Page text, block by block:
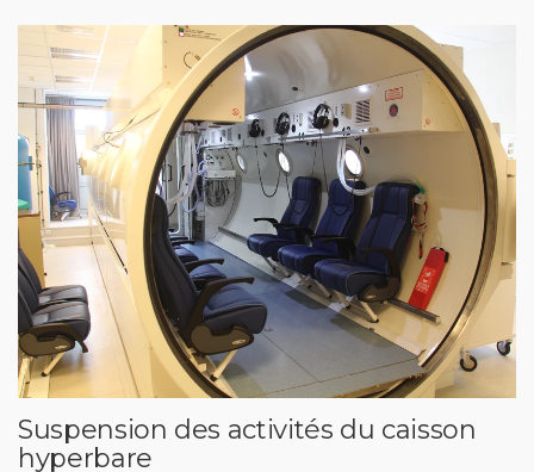
Suspension des activités du caisson
hyperbare